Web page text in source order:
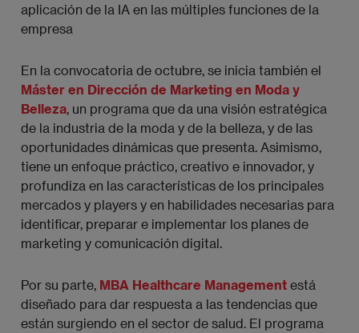
aplicación de la IA en las múltiples funciones de la
empresa
En la convocatoria de octubre, se inicia también el
Máster en Dirección de Marketing en Moda y
Belleza , un programa que da una visión estratégica
de la industria de la moda y de la belleza, y de las
oportunidades dinámicas que presenta. Asimismo,
tiene un enfoque práctico, creativo e innovador, y
profundiza en las características de los principales
mercados y players y en habilidades necesarias para
identificar, preparar e implementar los planes de
marketing y comunicación digital.
Por su parte, MBA Healthcare Management está
diseñado para dar respuesta a las tendencias que
están surgiendo en el sector de salud. El programa